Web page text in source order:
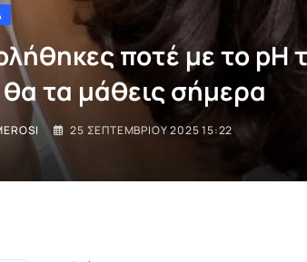
ποτέ με το pH
τα μάθεις σήμερα
25 ΣΕΠΤΕΜΒΡΊΟΥ 2025 15:22